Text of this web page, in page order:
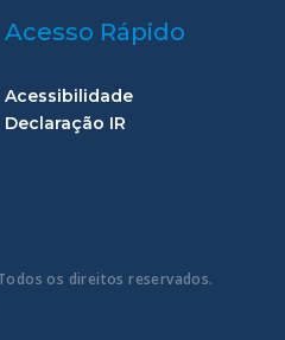
os direitos reservados.
Acesso Rápido
Acessibilidade
Declaração IR